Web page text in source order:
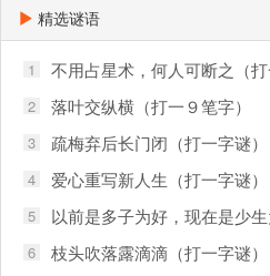
精选谜语
1 不用占星术，何人可断之（打
2 落叶交纵横（打一９笔字）
3 疏梅弃后长门闭（打一字谜）
4 爱心重写新人生（打一字谜）
5 以前是多子为好，现在是少生
6 枝头吹落露滴滴（打一字谜）